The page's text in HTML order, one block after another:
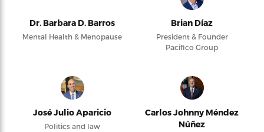
Dr. Barbara D. Barros
Mental Health & Menopause
Brian Díaz
President & Founder
Pacifico Group
José Julio Aparicio
Politics and law
Carlos Johnny Méndez
Núñez